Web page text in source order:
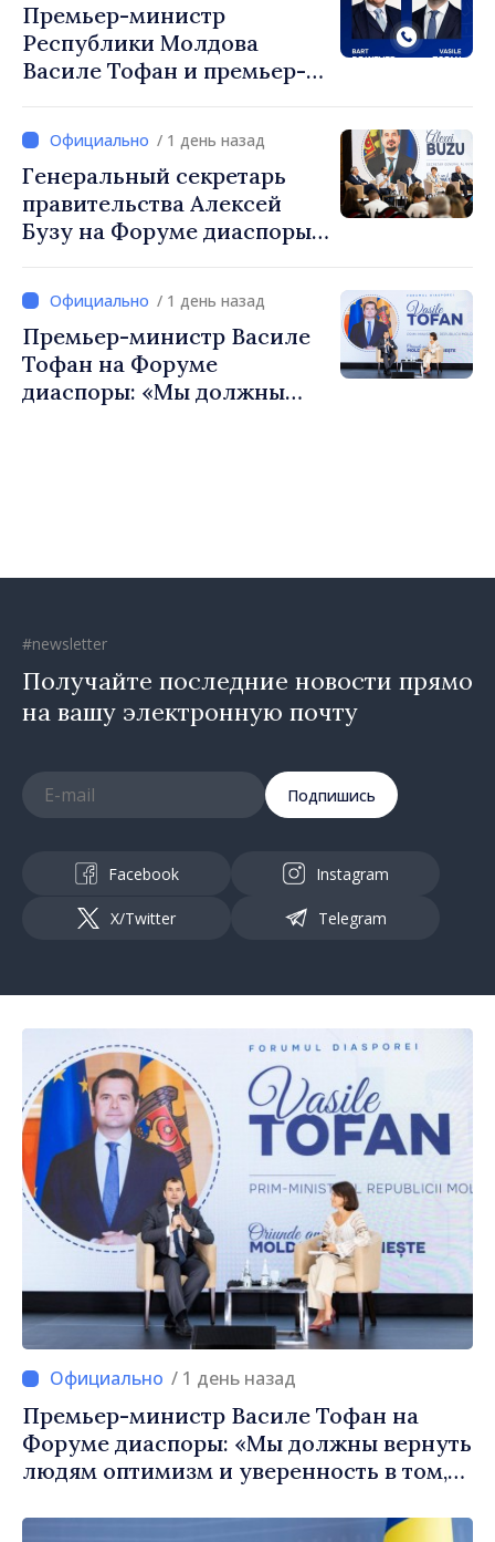
Премьер-министр
Республики Молдова
Василе Тофан и премьер-
Вевер обсудили
европейский путь
Республики Молдова
/ 1 день назад
Генеральный секретарь
правительства Алексей
Бузу на Форуме диаспоры:
чтобы строить более
сильные сообщества»
/ 1 день назад
Премьер-министр Василе
Тофан на Форуме
диаспоры: «Мы должны
#newsletter
Получайте последние новости прямо
на вашу электронную почту
Подпишись
Facebook Instagram
X/Twitter Telegram
/ 1 день назад
Премьер-министр Василе Тофан на
Форуме диаспоры: «Мы должны вернуть
людям оптимизм и уверенность в том,
правильном направлении»